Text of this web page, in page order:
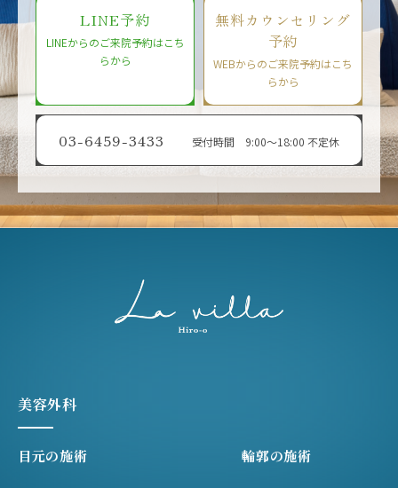
LINE予約
LINEからのご来院予約はこち
らから
無料カウンセリング
予約
WEBからのご来院予約はこち
らから
03-6459-3433 受付時間 9:00〜18:00 不定休
美容外科
目元の施術 輪郭の施術